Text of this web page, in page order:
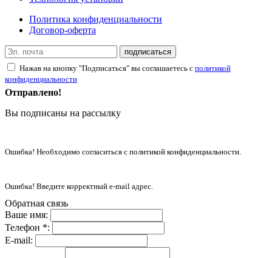
Политика конфиденциальности
Договор-оферта
подписаться
Нажав на кнопку "Подписаться" вы соглашаетесь с политикой
конфиденциальности
Отправлено!
Вы подписаны на рассылку
Ошибка! Необходимо согласиться с политикой конфиденциальности.
Ошибка! Введите корректный e-mail адрес.
Обратная связь
Ваше имя:
Телефон *:
E-mail: